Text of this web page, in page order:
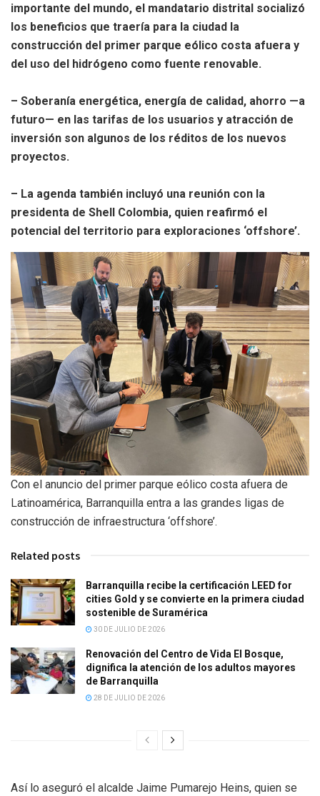
importante del mundo, el mandatario distrital socializó
los beneficios que traería para la ciudad la
construcción del primer parque eólico costa afuera y
del uso del hidrógeno como fuente renovable.
– Soberanía energética, energía de calidad, ahorro —a
futuro— en las tarifas de los usuarios y atracción de
inversión son algunos de los réditos de los nuevos
proyectos.
– La agenda también incluyó una reunión con la
presidenta de Shell Colombia, quien reafirmó el
potencial del territorio para exploraciones ‘offshore’.
Con el anuncio del primer parque eólico costa afuera de
Latinoamérica, Barranquilla entra a las grandes ligas de
construcción de infraestructura ‘offshore’.
Related posts
Barranquilla recibe la certificación LEED for
cities Gold y se convierte en la primera ciudad
sostenible de Suramérica
30 DE JULIO DE 2026
Renovación del Centro de Vida El Bosque,
dignifica la atención de los adultos mayores
de Barranquilla
28 DE JULIO DE 2026
Así lo aseguró el alcalde Jaime Pumarejo Heins, quien se